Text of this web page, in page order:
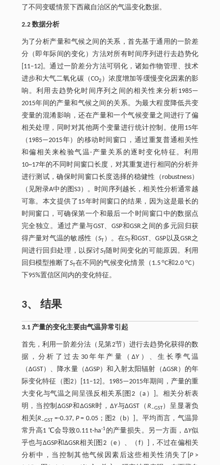
了不同变暖情景下西藏自治区的气温变化数据。
2.2 数据分析
为了分析产量和气候之间的关系，首先基于通用的一阶差
分（即年际间的变化）方法对所有时间序列进行去趋势化
[11‒12]。通过一阶差分方法可弱化，诸如作物管理、技术
进步和大气二氧化碳（CO2 ）浓度增加等缓慢变化因素的影
响。利用去趋势化时间序列之间的相关性来分析1985—
2015年间的产量和气候之间的关系。为最大程度降低共变
变量的混淆影响，还在产量和一个气候变量之间进行了偏
相关处理，同时对其他两个变量进行统计控制。使用15年
（1985—2015年）的移动时间窗口，通过重复普通相关性
和偏相关来检验气温-产量关系的逐时变化特征。利用
10~17年的不同时间窗口长度，对其重复进行相同的分析并
进行测试，确保时间窗口长度选择的稳健性（robustness）
（见附录A中的图S3）。时间序列越长，相关性分析通常越
可靠。本文提供了15年时间窗口的结果，因为这是最长的
时间窗口，可确保第一个和最后一个时间窗口中的数据点
完全独立。通过产量与GST、GSP和GSR之间的多元回归获
得产量对气温的敏感性（ST）。在ST和GST、GSP以及GSR之
间进行回归处理，以探讨ST随时间变化的可能原因。利用
回归模型推断了ST在不同的气候变化情景（1.5oC和2.0oC）
下95%置信区间内的变化特征。
3、 结果
3.1 产量的变化主要由气温异常引起
首先，利用一阶差分法（见第2节）进行去趋势化获得的数
据，分析了过去30年年产量（∆Y）、生长季气温
（∆GST）、降水量（∆GSP）和入射太阳辐射（∆GSR）的年
际变化特征（图2）[11‒12]。1985—2015年期间，产量的重
大变化与气温之间呈强反相关系[图2（a）]。相关分析表
明，当控制∆GSP和∆GSR时，∆Y与∆GST（ R‒GST）呈显著负
相关[R‒GST=-0.37, P= 0.05；图2（b）]。平均而言，气温异
常升高1 ℃会导致0.11 t·ha-1 的产量损失。另一方面，∆Y似
乎也与∆GSP和∆GSR相关[图2（e）、（f）]，不过在偏相关
分析中，当控制其他气候因素后这些相关性消失了[P >